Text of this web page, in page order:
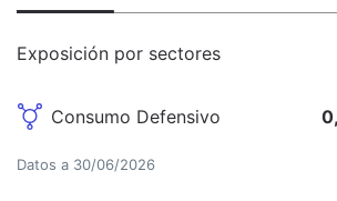
Exposición por sectores
Consumo Defensivo
Datos a 30/06/2026